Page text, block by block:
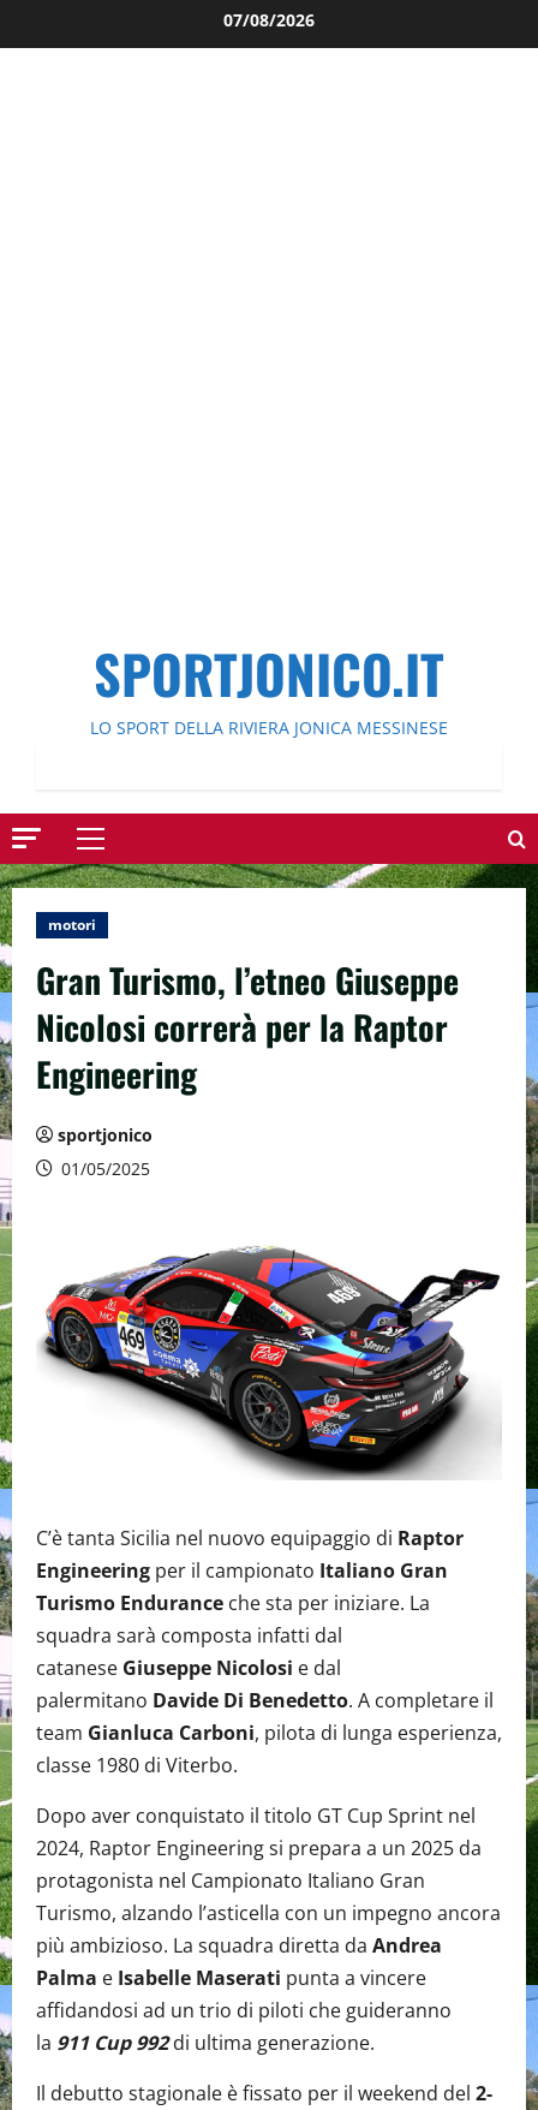
al
07/08/2026
SPORTJONICO.IT
LO SPORT DELLA RIVIERA JONICA MESSINESE
Menu
principale
motori
Gran Turismo, l’etneo Giuseppe
Nicolosi correrà per la Raptor
Engineering
sportjonico
01/05/2025
C’è tanta Sicilia nel nuovo equipaggio di Raptor
Engineering per il campionato Italiano Gran
Turismo Endurance che sta per iniziare. La
squadra sarà composta infatti dal
catanese Giuseppe Nicolosi e dal
palermitano Davide Di Benedetto. A completare il
team Gianluca Carboni, pilota di lunga esperienza,
classe 1980 di Viterbo.
Dopo aver conquistato il titolo GT Cup Sprint nel
2024, Raptor Engineering si prepara a un 2025 da
protagonista nel Campionato Italiano Gran
Turismo, alzando l’asticella con un impegno ancora
più ambizioso. La squadra diretta da Andrea
Palma e Isabelle Maserati punta a vincere
affidandosi ad un trio di piloti che guideranno
la 911 Cup 992di ultima generazione.
Il debutto stagionale è fissato per il weekend del 2-